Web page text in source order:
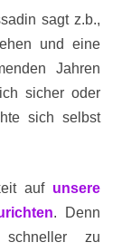
sagt z.b.,
und eine
Jahren
sicher oder
sich selbst
auf unsere
. Denn
zu